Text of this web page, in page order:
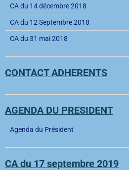
CA du 14 décembre 2018
CA du 12 Septembre 2018
CA du 31 mai 2018
CONTACT ADHERENTS
AGENDA DU PRESIDENT
Agenda du Président
CA du 17 septembre 2019